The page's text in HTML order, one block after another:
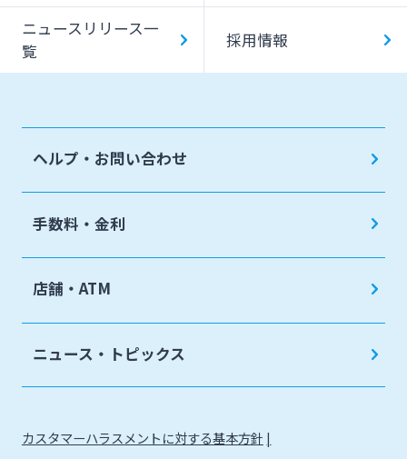
ニュースリリース一
覧
採用情報
ヘルプ・お問い合わせ
手数料・金利
店舗・ATM
ニュース・トピックス
カスタマーハラスメントに対する基本方針